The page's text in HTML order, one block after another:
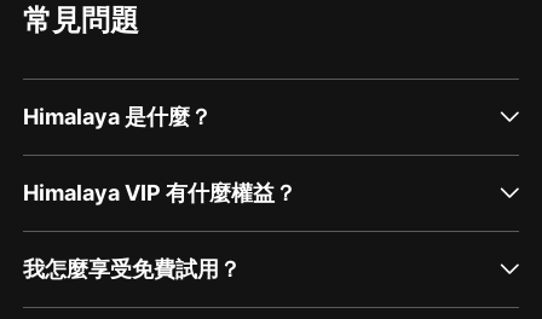
常見問題
Himalaya 是什麼？
Himalaya VIP 有什麼權益？
我怎麼享受免費試用？